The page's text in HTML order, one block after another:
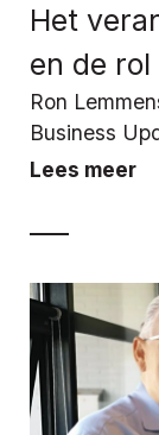
Het
en de
Ron
Business
Lees meer